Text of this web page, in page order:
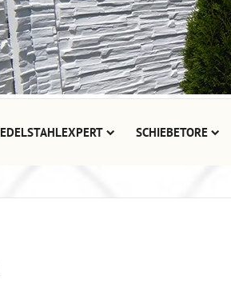
EDELSTAHLEXPERT SCHIEBETORE